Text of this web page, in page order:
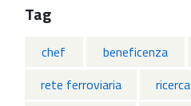
Tag
chef beneficenza
rete ferroviaria
ricerca